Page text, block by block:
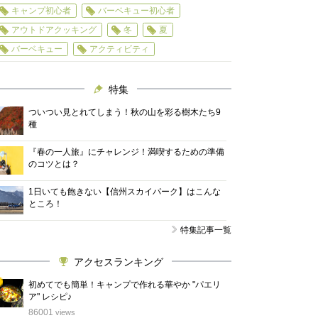
キャンプ初心者
バーベキュー初心者
アウトドアクッキング
冬
夏
バーベキュー
アクティビティ
特集
ついつい見とれてしまう！秋の山を彩る樹木たち9
種
『春の一人旅』にチャレンジ！満喫するための準備
のコツとは？
1日いても飽きない【信州スカイパーク】はこんな
ところ！
特集記事一覧
アクセスランキング
初めてでも簡単！キャンプで作れる華やか "パエリ
ア" レシピ♪
86001 views